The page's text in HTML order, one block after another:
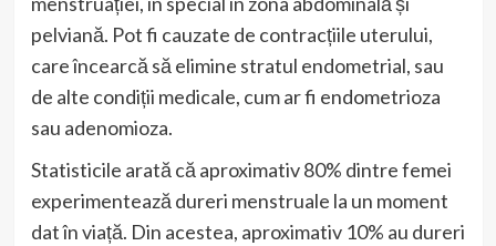
pelviană. Pot fi cauzate de contracțiile uterului,
care încearcă să elimine stratul endometrial, sau
de alte condiții medicale, cum ar fi endometrioza
sau adenomioza.
Statisticile arată că aproximativ 80% dintre femei
experimentează dureri menstruale la un moment
dat în viață. Din acestea, aproximativ 10% au dureri